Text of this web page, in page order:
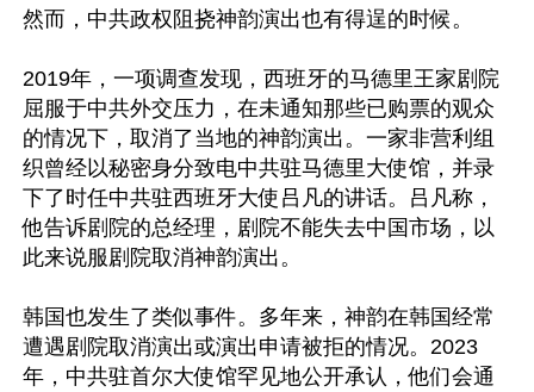
然而，中共政权阻挠神韵演出也有得逞的时候。
2019年，一项调查发现，西班牙的马德里王家剧院
屈服于中共外交压力，在未通知那些已购票的观众
的情况下，取消了当地的神韵演出。一家非营利组
织曾经以秘密身分致电中共驻马德里大使馆，并录
下了时任中共驻西班牙大使吕凡的讲话。吕凡称，
他告诉剧院的总经理，剧院不能失去中国市场，以
此来说服剧院取消神韵演出。
韩国也发生了类似事件。多年来，神韵在韩国经常
遭遇剧院取消演出或演出申请被拒的情况。2023
年，中共驻首尔大使馆罕见地公开承认，他们会通